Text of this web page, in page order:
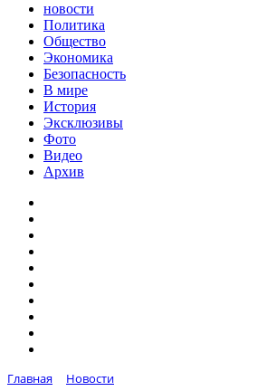
новости
Политика
Общество
Экономика
Безопасность
В мире
История
Эксклюзивы
Фото
Видео
Архив
Главная
Новости